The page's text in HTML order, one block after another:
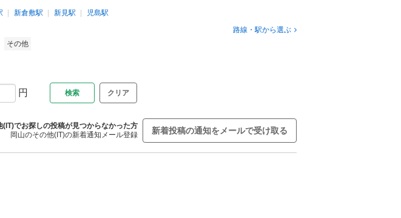
新倉敷駅 新見駅
児島駅
路線・駅から選ぶ
その他
円 クリア
(IT)でお探しの投稿が見つからなかった方
岡山のその他(IT)の新着通知メール登録
新着投稿の通知をメールで受け取る